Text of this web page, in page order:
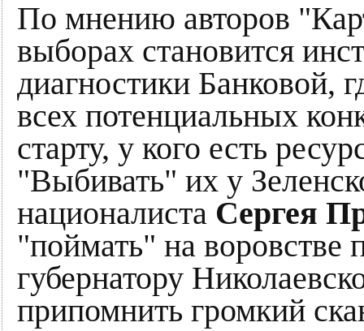
По мнению авторов
выборах становится
диагностики Банковой,
всех потенциальных
старту, у кого есть
"Выбивать" их у
националиста Сергея
"поймать" на воровстве
губернатору
припомнить громкий